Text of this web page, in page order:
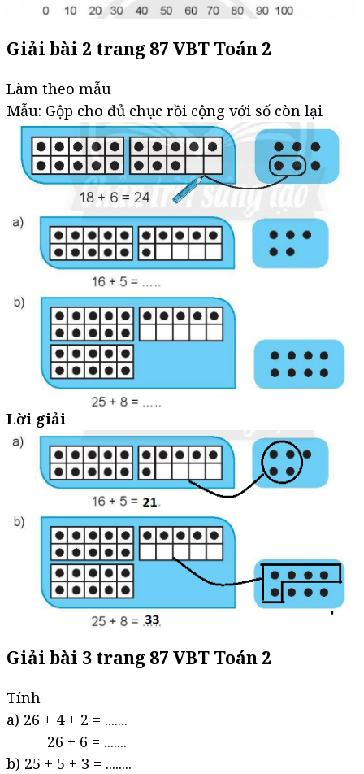
Giải bài 2 trang 87 VBT Toán 2
Làm theo mẫu
Mẫu: Gộp cho đủ chục rồi cộng với số còn lại
Lời giải
Giải bài 3 trang 87 VBT Toán 2
Tính
a) 26 + 4 + 2 = .......
26 + 6 = .......
b) 25 + 5 + 3 = ........